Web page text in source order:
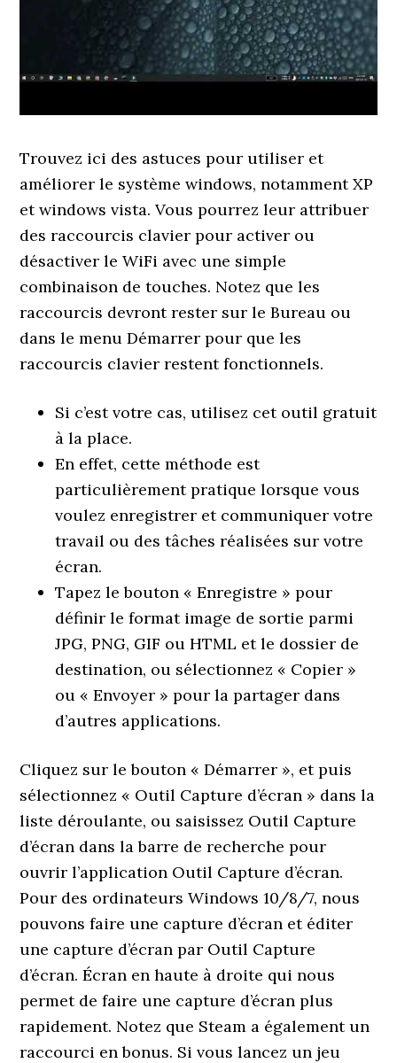
Trouvez ici des astuces pour utiliser et
améliorer le système windows, notamment XP
et windows vista. Vous pourrez leur attribuer
des raccourcis clavier pour activer ou
désactiver le WiFi avec une simple
combinaison de touches. Notez que les
raccourcis devront rester sur le Bureau ou
dans le menu Démarrer pour que les
raccourcis clavier restent fonctionnels.
Si c’est votre cas, utilisez cet outil gratuit
à la place.
En effet, cette méthode est
particulièrement pratique lorsque vous
voulez enregistrer et communiquer votre
travail ou des tâches réalisées sur votre
écran.
Tapez le bouton « Enregistre » pour
définir le format image de sortie parmi
JPG, PNG, GIF ou HTML et le dossier de
destination, ou sélectionnez « Copier »
ou « Envoyer » pour la partager dans
d’autres applications.
Cliquez sur le bouton « Démarrer », et puis
sélectionnez « Outil Capture d’écran » dans la
liste déroulante, ou saisissez Outil Capture
d’écran dans la barre de recherche pour
ouvrir l’application Outil Capture d’écran.
Pour des ordinateurs Windows 10/8/7, nous
pouvons faire une capture d’écran et éditer
une capture d’écran par Outil Capture
d’écran. Écran en haute à droite qui nous
permet de faire une capture d’écran plus
rapidement. Notez que Steam a également un
raccourci en bonus. Si vous lancez un jeu